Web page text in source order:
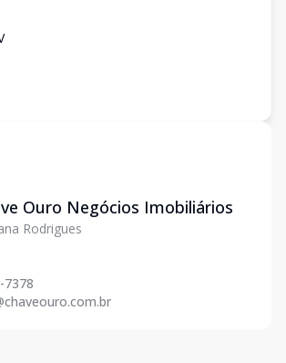
Ouro Negócios Imobiliários
Rodrigues
7378